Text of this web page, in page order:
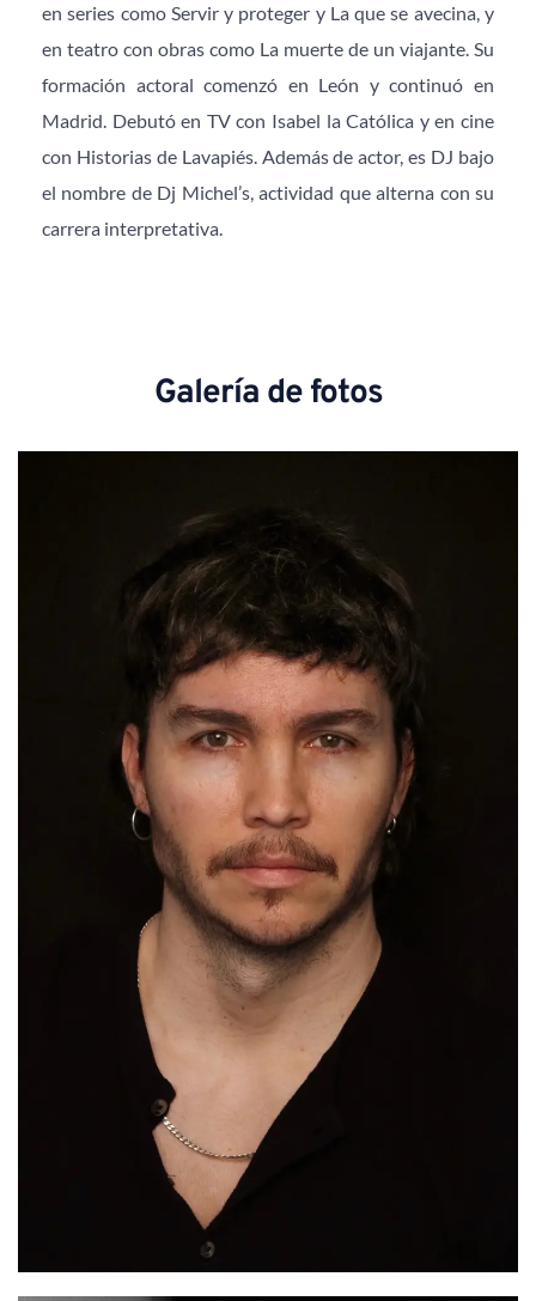
en series como Servir y proteger y La que se avecina, y
en teatro con obras como La muerte de un viajante. Su
formación actoral comenzó en León y continuó en
Madrid. Debutó en TV con Isabel la Católica y en cine
con Historias de Lavapiés. Además de actor, es DJ bajo
el nombre de Dj Michel’s, actividad que alterna con su
carrera interpretativa.
Galería de fotos